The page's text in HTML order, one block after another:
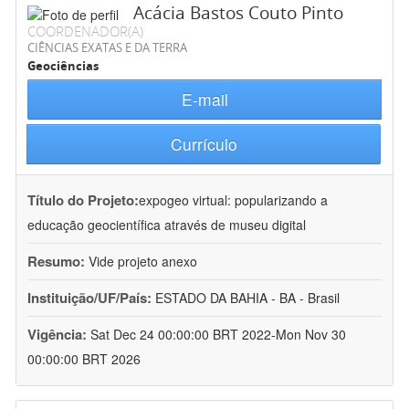
Acácia Bastos Couto Pinto
COORDENADOR(A)
CIÊNCIAS EXATAS E DA TERRA
Geociências
E-mail
Currículo
Título do Projeto:expogeo virtual: popularizando a
educação geocientífica através de museu digital
Resumo: Vide projeto anexo
Instituição/UF/País: ESTADO DA BAHIA - BA - Brasil
Vigência: Sat Dec 24 00:00:00 BRT 2022-Mon Nov 30
00:00:00 BRT 2026